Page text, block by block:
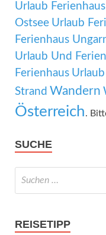
Urlaub Ferienhaus
Ostsee Urlaub
Ferienhaus
Urlaub Und
Ferienhaus
Strand Wandern
Österreich.
SUCHE
REISETIPP